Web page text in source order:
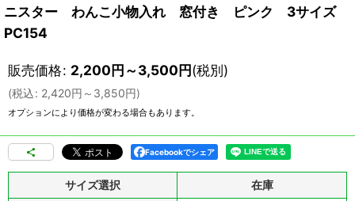
ニスター わんこ小物入れ 窓付き ピンク 3サイズ
PC154
販売価格: 2,200円～3,500円(税別)
(税込: 2,420円 ～3,850円)
オプションにより価格が変わる場合もあります。
Facebookでシェア
サイズ選択
在庫